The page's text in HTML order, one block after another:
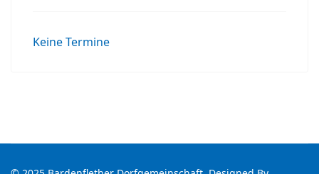
Keine Termine